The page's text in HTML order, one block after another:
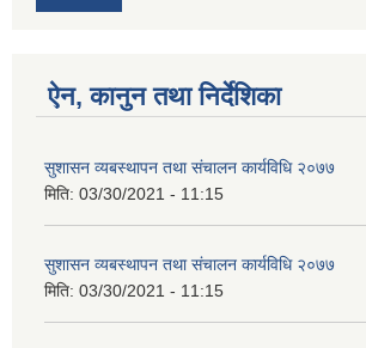
ऐन, कानुन तथा निर्देशिका
सुशासन व्यबस्थापन तथा संचालन कार्यविधि २०७७
मिति: 03/30/2021 - 11:15
सुशासन व्यबस्थापन तथा संचालन कार्यविधि २०७७
मिति: 03/30/2021 - 11:15